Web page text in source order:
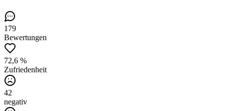
179
Bewertungen
72,6 %
Zufriedenheit
42
negativ